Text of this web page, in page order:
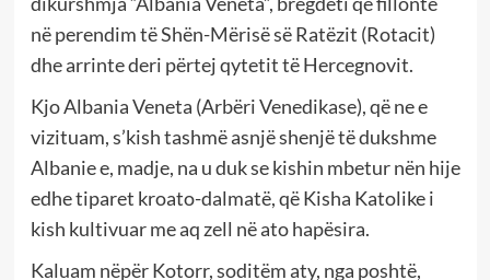
në perendim të Shën-Mërisë së Ratëzit (Rotacit)
dhe arrinte deri përtej qytetit të Hercegnovit.
Kjo Albania Veneta (Arbëri Venedikase), që ne e
vizituam, s’kish tashmë asnjë shenjë të dukshme
Albanie e, madje, na u duk se kishin mbetur nën hije
edhe tiparet kroato-dalmatë, që Kisha Katolike i
kish kultivuar me aq zell në ato hapësira.
Kaluam nëpër Kotorr, soditëm aty, nga poshtë,